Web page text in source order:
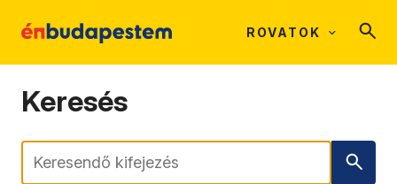
ROVATOK
Keresés
Keresés